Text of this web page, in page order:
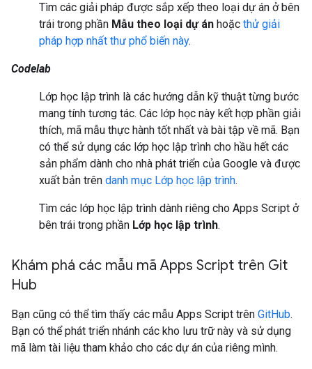
Tìm các giải pháp được sắp xếp theo loại dự án ở bên
trái trong phần Mẫu theo loại dự án hoặc thử giải
pháp hợp nhất thư phổ biến này.
Codelab
Lớp học lập trình là các hướng dẫn kỹ thuật từng bước
mang tính tương tác. Các lớp học này kết hợp phần giải
thích, mã mẫu thực hành tốt nhất và bài tập về mã. Bạn
có thể sử dụng các lớp học lập trình cho hầu hết các
sản phẩm dành cho nhà phát triển của Google và được
xuất bản trên danh mục Lớp học lập trình.
Tìm các lớp học lập trình dành riêng cho Apps Script ở
bên trái trong phần Lớp học lập trình.
Khám phá các mẫu mã Apps Script trên Git
Hub
Bạn cũng có thể tìm thấy các mẫu Apps Script trên GitHub.
Bạn có thể phát triển nhánh các kho lưu trữ này và sử dụng
mã làm tài liệu tham khảo cho các dự án của riêng mình.